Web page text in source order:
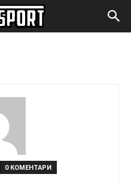
0 КОМЕНТАРИ